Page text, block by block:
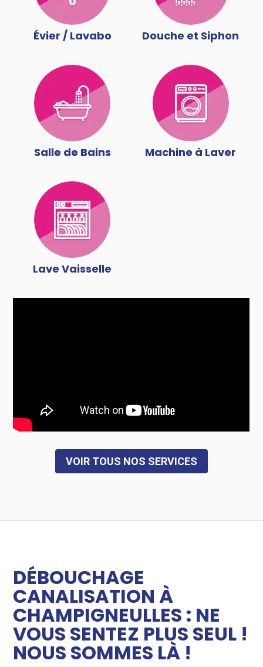
Évier / Lavabo Douche et Siphon
Salle de Bains Machine à Laver
Lave Vaisselle
VOIR TOUS NOS SERVICES
DÉBOUCHAGE
CANALISATION À
CHAMPIGNEULLES : NE
VOUS SENTEZ PLUS SEUL !
NOUS SOMMES LÀ !